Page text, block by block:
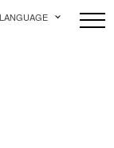
LANGUAGE